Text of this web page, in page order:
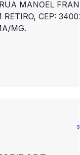
MANOEL
RETIRO, CEP:
MG.